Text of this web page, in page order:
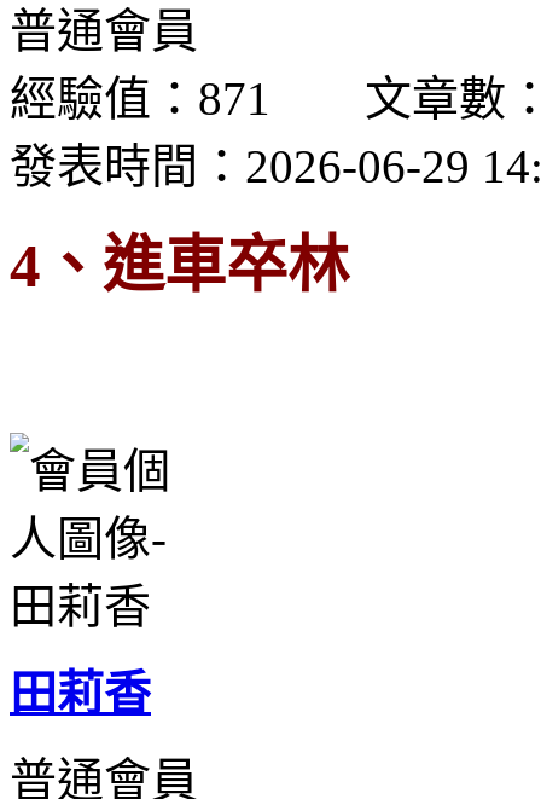
普通會員
經驗值：871 文章數
發表時間：2026-06-29
4、進車卒林
田莉香
普通會員